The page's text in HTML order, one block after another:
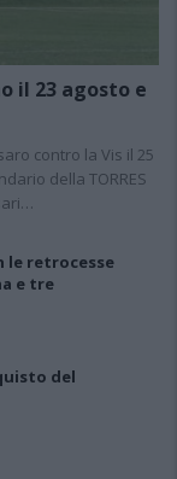
il 23 agosto e
contro la Vis il 25
della TORRES
le retrocesse
e tre
del